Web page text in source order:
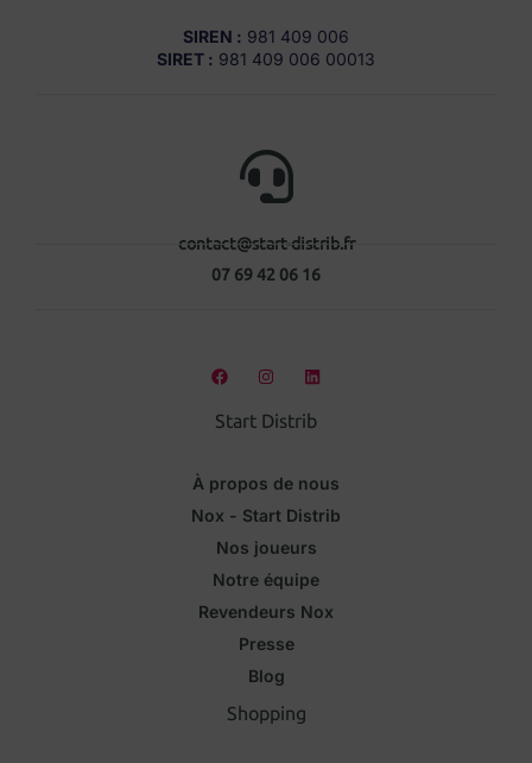
SIREN : 981 409 006
SIRET : 981 409 006 00013
contact@start-distrib.fr
07 69 42 06 16
Start Distrib
À propos de nous
Nox - Start Distrib
Nos joueurs
Notre équipe
Revendeurs Nox
Presse
Blog
Shopping